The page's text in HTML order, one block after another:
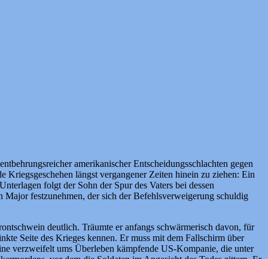
amerikanischer Entscheidungsschlachten gegen
längst vergangener Zeiten hinein zu ziehen: Ein
folgt der Sohn der Spur des Vaters bei dessen
festzunehmen, der sich der Befehlsverweigerung schuldig
deutlich. Träumte er anfangs schwärmerisch davon, für
Seite des Krieges kennen. Er muss mit dem Fallschirm über
verzweifelt ums Überleben kämpfende US-Kompanie, die unter